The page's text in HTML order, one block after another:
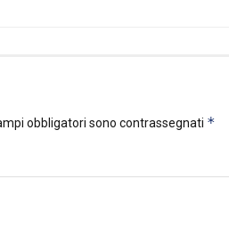
obbligatori sono contrassegnati *